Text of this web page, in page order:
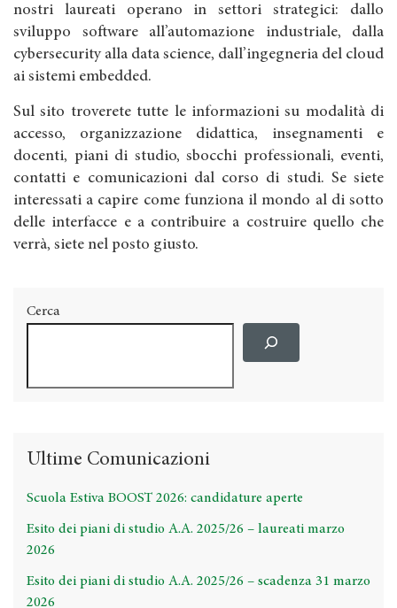
nostri laureati operano in settori strategici: dallo
sviluppo software all’automazione industriale, dalla
cybersecurity alla data science, dall’ingegneria del cloud
ai sistemi embedded.
Sul sito troverete tutte le informazioni su modalità di
accesso, organizzazione didattica, insegnamenti e
docenti, piani di studio, sbocchi professionali, eventi,
contatti e comunicazioni dal corso di studi. Se siete
interessati a capire come funziona il mondo al di sotto
delle interfacce e a contribuire a costruire quello che
verrà, siete nel posto giusto.
Cerca
Ultime Comunicazioni
Scuola Estiva BOOST 2026: candidature aperte
Esito dei piani di studio A.A. 2025/26 – laureati marzo
2026
Esito dei piani di studio A.A. 2025/26 – scadenza 31 marzo
2026